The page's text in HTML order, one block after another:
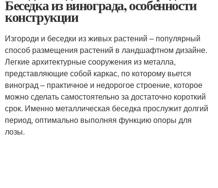
Беседка из винограда, особенности
конструкции
Изгороди и беседки из живых растений – популярный
способ размещения растений в ландшафтном дизайне.
Легкие архитектурные сооружения из металла,
представляющие собой каркас, по которому вьется
виноград – практичное и недорогое строение, которое
можно сделать самостоятельно за достаточно короткий
срок. Именно металлическая беседка прослужит долгий
период, оптимально выполняя функцию опоры для
лозы.